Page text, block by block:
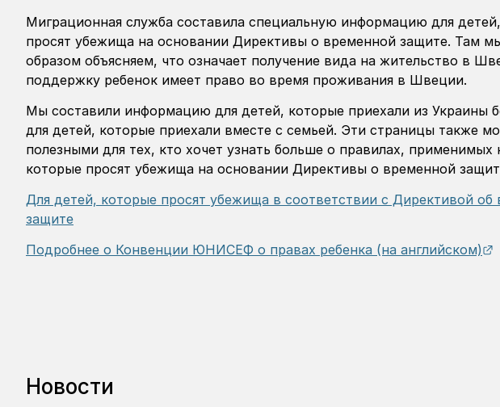
Миграционная служба составила специальную информацию для
просят убежища на основании Директивы о временной защите. Там
образом объясняем, что означает получение вида на жительство в
поддержку ребенок имеет право во время проживания в Швеции.
Мы составили информацию для детей, которые приехали из Украины
для детей, которые приехали вместе с семьей. Эти страницы также
полезными для тех, кто хочет узнать больше о правилах, применимых
которые просят убежища на основании Директивы о временной
Для детей, которые просят убежища в соответствии с Директивой об
защите
Подробнее о Конвенции ЮНИСЕФ о правах ребенка (на английском)
Новости